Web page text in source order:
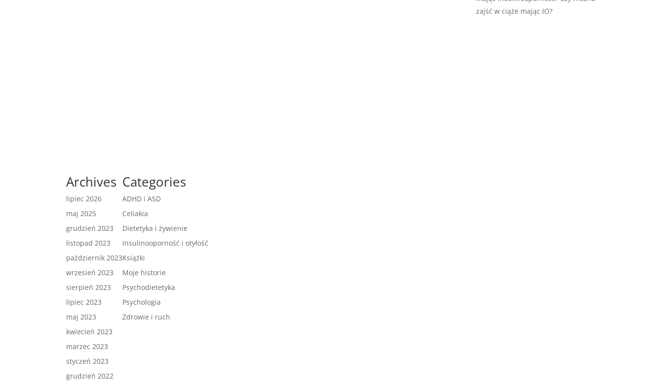
zajść w ciąże mając IO?
Archives
lipiec 2026
maj 2025
grudzień 2023
listopad 2023
październik 2023
wrzesień 2023
sierpień 2023
lipiec 2023
maj 2023
kwiecień 2023
marzec 2023
styczeń 2023
grudzień 2022
Categories
ADHD i ASD
Celiakia
Dietetyka i żywienie
Insulinooporność i otyłość
Książki
Moje historie
Psychodietetyka
Psychologia
Zdrowie i ruch